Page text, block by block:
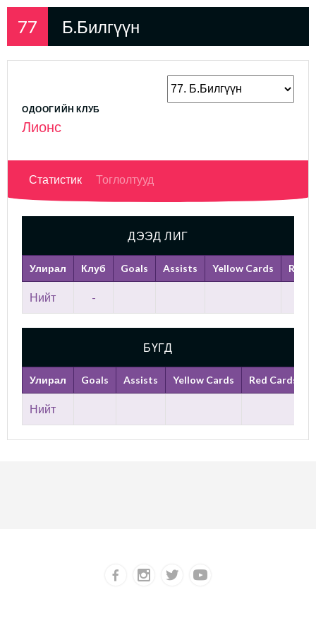
77 Б.Билгүүн
ОДООГИЙН КЛУБ
Лионс
Статистик Тоглолтууд
ДЭЭД ЛИГ
Улирал Клуб Goals Assists Yellow Cards Red
Нийт -
БҮГД
Улирал Goals Assists Yellow Cards Red Cards
Нийт